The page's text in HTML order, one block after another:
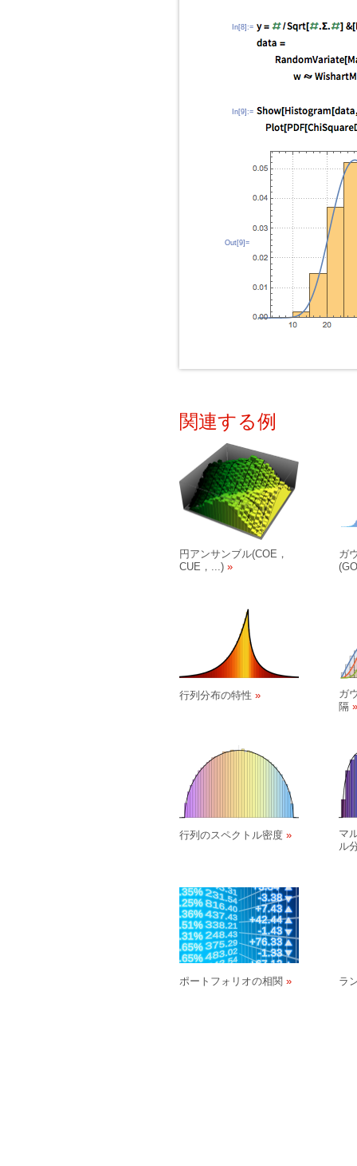
In[8]:=
In[9]:=
Out[9]=
関連する例
円アンサンブル(COE，
CUE，...)
ガ
行列分布の特性
ガ
隔
行列のスペクトル密度
マ
ル
ポートフォリオの相関 ラ